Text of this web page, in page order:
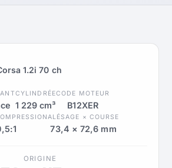
1.2i 70 ch
CYLINDRÉE
1 229 cm³
CODE MOTEUR
B12XER
ALÉSAGE × COURSE
73,4 × 72,6 mm
ORIGINE